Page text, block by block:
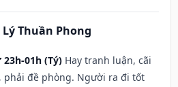
Thuần Phong
01h (Tý) Hay tranh luận, cãi
phải đề phòng. Người ra đi tốt